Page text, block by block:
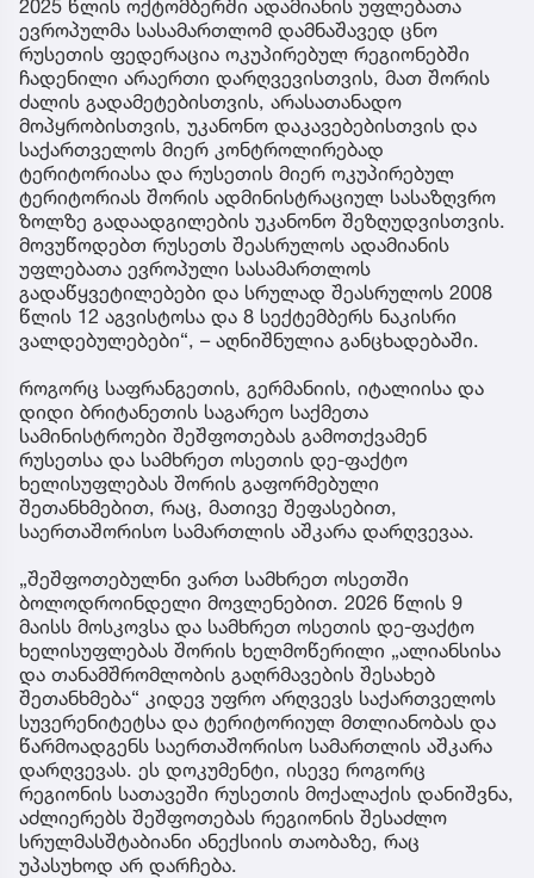
2025 წლის ოქტომბერში ადამიანის უფლებათა
ევროპულმა სასამართლომ დამნაშავედ ცნო
რუსეთის ფედერაცია ოკუპირებულ რეგიონებში
ჩადენილი არაერთი დარღვევისთვის, მათ შორის
ძალის გადამეტებისთვის, არასათანადო
მოპყრობისთვის, უკანონო დაკავებებისთვის და
საქართველოს მიერ კონტროლირებად
ტერიტორიასა და რუსეთის მიერ ოკუპირებულ
ტერიტორიას შორის ადმინისტრაციულ სასაზღვრო
ზოლზე გადაადგილების უკანონო შეზღუდვისთვის.
მოვუწოდებთ რუსეთს შეასრულოს ადამიანის
უფლებათა ევროპული სასამართლოს
გადაწყვეტილებები და სრულად შეასრულოს 2008
წლის 12 აგვისტოსა და 8 სექტემბერს ნაკისრი
ვალდებულებები“, – აღნიშნულია განცხადებაში.
როგორც საფრანგეთის, გერმანიის, იტალიისა და
დიდი ბრიტანეთის საგარეო საქმეთა
სამინისტროები შეშფოთებას გამოთქვამენ
რუსეთსა და სამხრეთ ოსეთის დე-ფაქტო
ხელისუფლებას შორის გაფორმებული
შეთანხმებით, რაც, მათივე შეფასებით,
საერთაშორისო სამართლის აშკარა დარღვევაა.
„შეშფოთებულნი ვართ სამხრეთ ოსეთში
ბოლოდროინდელი მოვლენებით. 2026 წლის 9
მაისს მოსკოვსა და სამხრეთ ოსეთის დე-ფაქტო
ხელისუფლებას შორის ხელმოწერილი „ალიანსისა
და თანამშრომლობის გაღრმავების შესახებ
შეთანხმება“ კიდევ უფრო არღვევს საქართველოს
სუვერენიტეტსა და ტერიტორიულ მთლიანობას და
წარმოადგენს საერთაშორისო სამართლის აშკარა
დარღვევას. ეს დოკუმენტი, ისევე როგორც
რეგიონის სათავეში რუსეთის მოქალაქის დანიშვნა,
აძლიერებს შეშფოთებას რეგიონის შესაძლო
სრულმასშტაბიანი ანექსიის თაობაზე, რაც
უპასუხოდ არ დარჩება.